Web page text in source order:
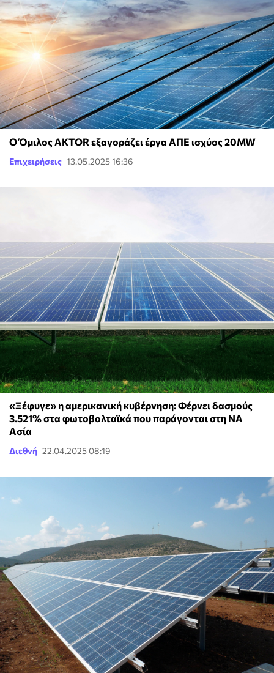
Ο Όμιλος AKTOR εξαγοράζει έργα ΑΠΕ ισχύος 20MW
Επιχειρήσεις 13.05.2025 16:36
«Ξέφυγε» η αμερικανική κυβέρνηση: Φέρνει δασμούς
3.521% στα φωτοβολταϊκά που παράγονται στη ΝΑ
Ασία
Διεθνή 22.04.2025 08:19